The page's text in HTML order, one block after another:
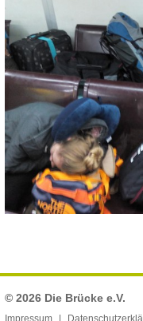
© 2026 Die Brücke e.V.
Impressum